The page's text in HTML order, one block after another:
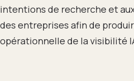
intentions de recherche et
des entreprises afin de
opérationnelle de la visibilité